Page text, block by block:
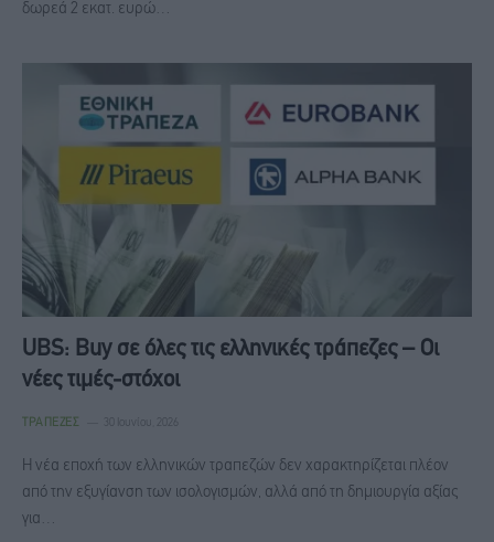
δωρεά 2 εκατ. ευρώ…
UBS: Buy σε όλες τις ελληνικές τράπεζες – Οι
νέες τιμές-στόχοι
ΤΡΆΠΕΖΕΣ 30 Ιουνίου, 2026
Η νέα εποχή των ελληνικών τραπεζών δεν χαρακτηρίζεται πλέον
από την εξυγίανση των ισολογισμών, αλλά από τη δημιουργία αξίας
για…